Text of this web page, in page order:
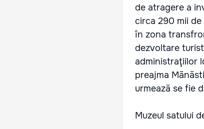
de atragere a
circa 290 mii
în zona
dezvoltare
administraţiilor
preajma
urmează se fie
Muzeul satului